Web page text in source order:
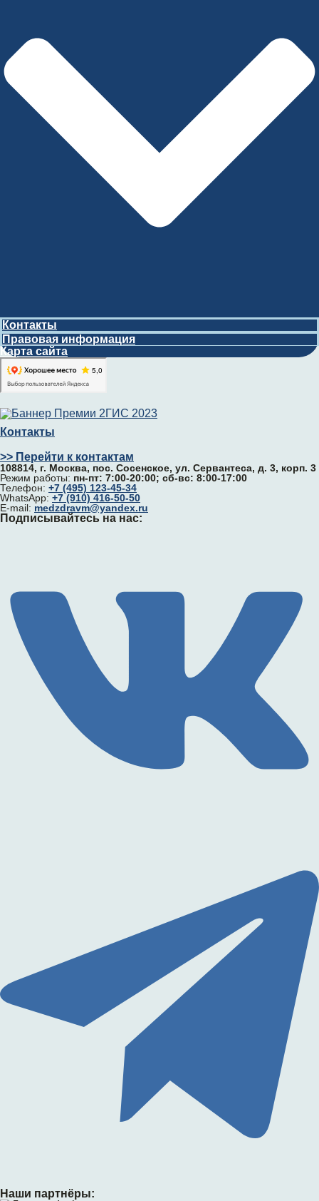
Контакты
Правовая информация
Карта сайта
Контакты
>> Перейти к контактам
108814, г. Москва, поc. Сосенское, ул. Сервантеса, д. 3, корп. 3
Режим работы: пн-пт: 7:00-20:00; сб-вс: 8:00-17:00
Телефон: +7 (495) 123-45-34
WhatsApp: +7 (910) 416-50-50
E-mail: medzdravm@yandex.ru
Подписывайтесь на нас:
Наши партнёры: